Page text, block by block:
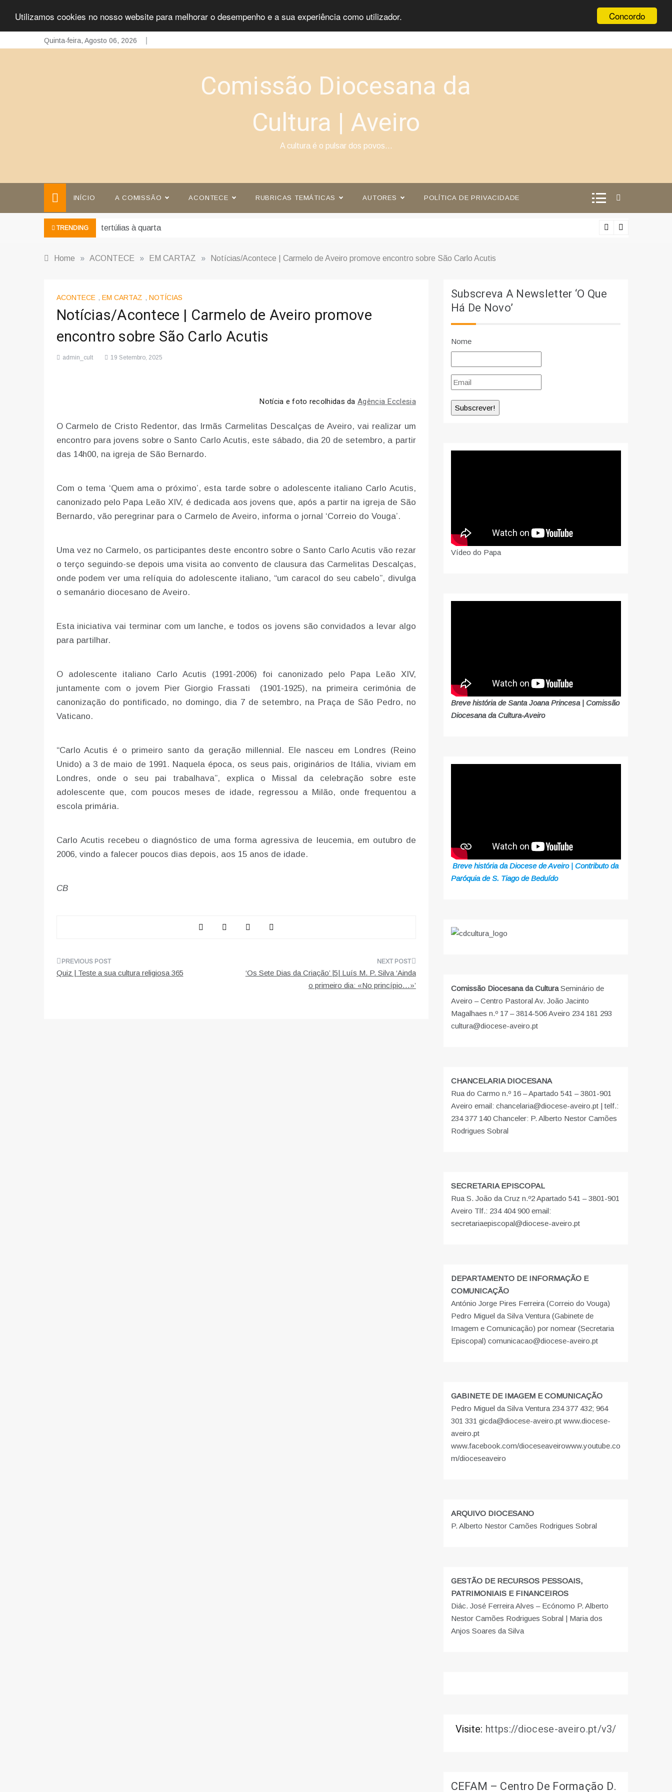
Concordo
Utilizamos cookies no nosso website para melhorar o desempenho e a sua experiência como utilizador.
to
Quinta-feira, Agosto 06, 2026
Comissão Diocesana da
Cultura | Aveiro
A cultura é o pulsar dos povos…
INÍCIO A COMISSÃO ACONTECE RUBRICAS TEMÁTICAS AUTORES POLÍTICA DE PRIVACIDADE
TRENDING tertúlias à quarta
Home » ACONTECE » EM CARTAZ » Notícias/Acontece | Carmelo de Aveiro promove encontro sobre São Carlo Acutis
ACONTECE , EM CARTAZ , NOTÍCIAS
Notícias/Acontece | Carmelo de Aveiro promove
encontro sobre São Carlo Acutis
admin_cult 19 Setembro, 2025
Notícia e foto recolhidas daAgência Ecclesia
O Carmelo de Cristo Redentor, das Irmãs Carmelitas Descalças de Aveiro, vai realizar um
encontro para jovens sobre o Santo Carlo Acutis, este sábado, dia 20 de setembro, a partir
das 14h00, na igreja de São Bernardo.
Com o tema ‘Quem ama o próximo’, esta tarde sobre o adolescente italiano Carlo Acutis,
canonizado pelo Papa Leão XIV, é dedicada aos jovens que, após a partir na igreja de São
Bernardo, vão peregrinar para o Carmelo de Aveiro, informa o jornal ‘Correio do Vouga’.
Uma vez no Carmelo, os participantes deste encontro sobre o Santo Carlo Acutis vão rezar
o terço seguindo-se depois uma visita ao convento de clausura das Carmelitas Descalças,
onde podem ver uma relíquia do adolescente italiano, “um caracol do seu cabelo”, divulga
o semanário diocesano de Aveiro.
Esta iniciativa vai terminar com um lanche, e todos os jovens são convidados a levar algo
para partilhar.
O adolescente italiano Carlo Acutis (1991-2006) foi canonizado pelo Papa Leão XIV,
juntamente com o jovem Pier Giorgio Frassati (1901-1925), na primeira cerimónia de
canonização do pontificado, no domingo, dia 7 de setembro, na Praça de São Pedro, no
Vaticano.
“Carlo Acutis é o primeiro santo da geração millennial. Ele nasceu em Londres (Reino
Unido) a 3 de maio de 1991. Naquela época, os seus pais, originários de Itália, viviam em
Londres, onde o seu pai trabalhava”, explica o Missal da celebração sobre este
adolescente que, com poucos meses de idade, regressou a Milão, onde frequentou a
escola primária.
Carlo Acutis recebeu o diagnóstico de uma forma agressiva de leucemia, em outubro de
2006, vindo a falecer poucos dias depois, aos 15 anos de idade.
CB
Navegação
Quiz | Teste a sua cultura religiosa 365
‘Os Sete Dias da Criação’ |5| Luís M. P. Silva ‘Ainda
o primeiro dia: «No princípio…»’
Subscreva A Newsletter ‘O Que
Há De Novo’
Nome
Vídeo do Papa
Breve história de Santa Joana Princesa | Comissão
Diocesana da Cultura-Aveiro
Breve história da Diocese de Aveiro | Contributo da
Paróquia de S. Tiago de Beduído
Comissão Diocesana da CulturaSeminário de
Aveiro – Centro Pastoral Av. João Jacinto
Magalhaes n.º 17 – 3814-506 Aveiro 234 181 293
cultura@diocese-aveiro.pt
CHANCELARIA DIOCESANA
Rua do Carmo n.º 16 – Apartado 541 – 3801-901
Aveiro email: chancelaria@diocese-aveiro.pt | telf.:
234 377 140 Chanceler: P. Alberto Nestor Camões
Rodrigues Sobral
SECRETARIA EPISCOPAL
Rua S. João da Cruz n.º2 Apartado 541 – 3801-901
Aveiro Tlf.: 234 404 900 email:
secretariaepiscopal@diocese-aveiro.pt
DEPARTAMENTO DE INFORMAÇÃO E
COMUNICAÇÃO
António Jorge Pires Ferreira (Correio do Vouga)
Pedro Miguel da Silva Ventura (Gabinete de
Imagem e Comunicação) por nomear (Secretaria
Episcopal) comunicacao@diocese-aveiro.pt
GABINETE DE IMAGEM E COMUNICAÇÃO
Pedro Miguel da Silva Ventura 234 377 432; 964
301 331 gicda@diocese-aveiro.pt www.diocese-
aveiro.pt
www.facebook.com/dioceseaveirowww.youtube.co
m/dioceseaveiro
ARQUIVO DIOCESANO
P. Alberto Nestor Camões Rodrigues Sobral
GESTÃO DE RECURSOS PESSOAIS,
PATRIMONIAIS E FINANCEIROS
Diác. José Ferreira Alves – Ecónomo P. Alberto
Nestor Camões Rodrigues Sobral | Maria dos
Anjos Soares da Silva
Visite: https://diocese-aveiro.pt/v3/
CEFAM – Centro De Formação D.